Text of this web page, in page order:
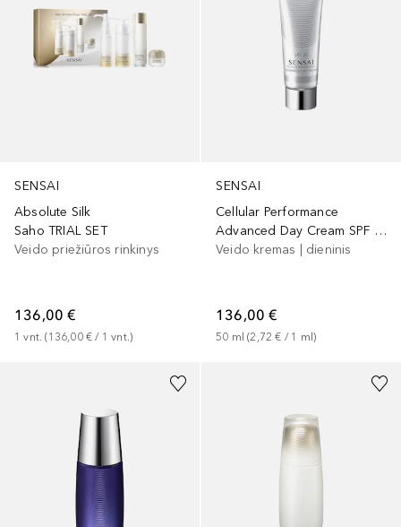
SENSAI
Absolute Silk
Saho TRIAL SET
Veido priežiūros rinkinys
136,00 €
1 vnt. (136,00 € / 1 vnt.)
SENSAI
Cellular Performance
Advanced Day Cream SPF 30
Veido kremas | dieninis
136,00 €
50 ml (2,72 € / 1 ml)